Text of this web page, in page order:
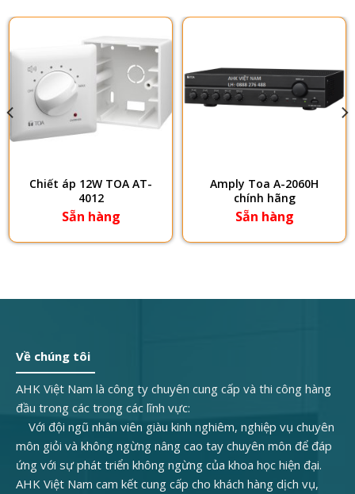
Chiết áp 12W TOA AT-
4012
Sẵn hàng
Amply Toa A-2060H
chính hãng
Sẵn hàng
Về chúng tôi
AHK Việt Nam là công ty chuyên cung cấp và thi công hàng
đầu trong các trong các lĩnh vực:
Với đội ngũ nhân viên giàu kinh nghiêm, nghiệp vụ chuyên
môn giỏi và không ngừng nâng cao tay chuyên môn để đáp
ứng với sự phát triển không ngừng của khoa học hiện đại.
AHK Việt Nam cam kết cung cấp cho khách hàng dịch vụ,